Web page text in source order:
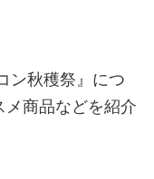
ン秋穫祭』につ
商品などを紹介